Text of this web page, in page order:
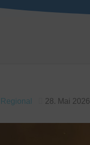
Regional 28. Mai 2026